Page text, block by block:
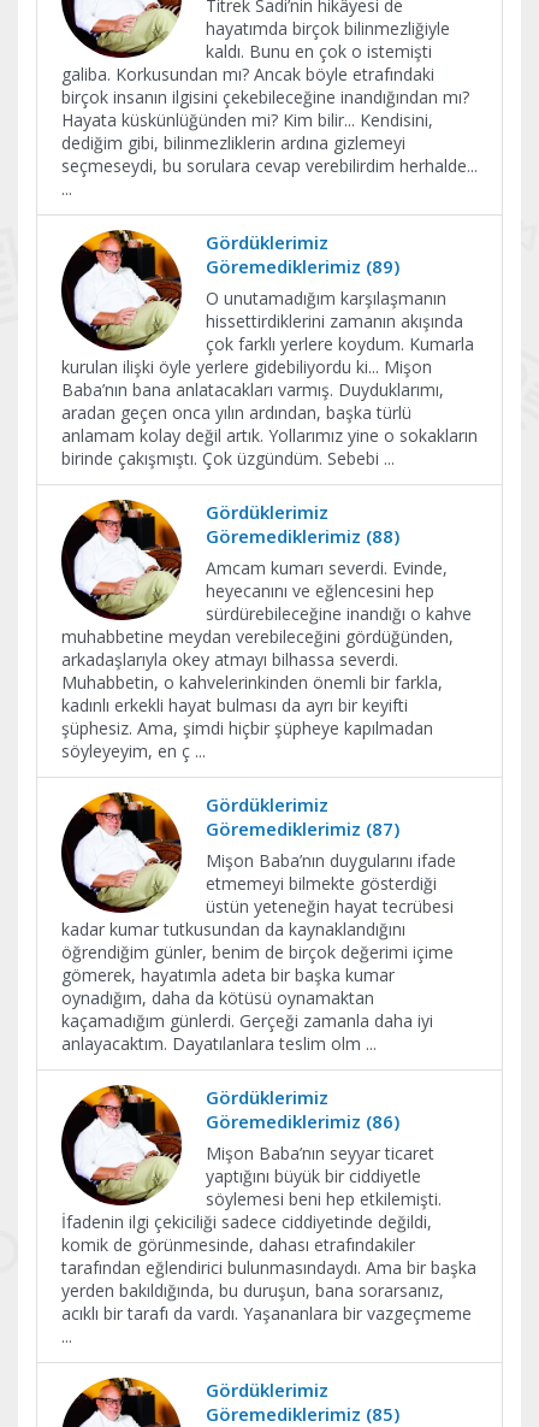
Titrek Sadi’nin hikâyesi de
hayatımda birçok bilinmezliğiyle
kaldı. Bunu en çok o istemişti
galiba. Korkusundan mı? Ancak böyle etrafındaki
birçok insanın ilgisini çekebileceğine inandığından mı?
Hayata küskünlüğünden mi? Kim bilir... Kendisini,
dediğim gibi, bilinmezliklerin ardına gizlemeyi
seçmeseydi, bu sorulara cevap verebilirdim herhalde...
...
Gördüklerimiz
Göremediklerimiz (89)
O unutamadığım karşılaşmanın
hissettirdiklerini zamanın akışında
çok farklı yerlere koydum. Kumarla
kurulan ilişki öyle yerlere gidebiliyordu ki... Mişon
Baba’nın bana anlatacakları varmış. Duyduklarımı,
aradan geçen onca yılın ardından, başka türlü
anlamam kolay değil artık. Yollarımız yine o sokakların
birinde çakışmıştı. Çok üzgündüm. Sebebi ...
Gördüklerimiz
Göremediklerimiz (88)
Amcam kumarı severdi. Evinde,
heyecanını ve eğlencesini hep
sürdürebileceğine inandığı o kahve
muhabbetine meydan verebileceğini gördüğünden,
arkadaşlarıyla okey atmayı bilhassa severdi.
Muhabbetin, o kahvelerinkinden önemli bir farkla,
kadınlı erkekli hayat bulması da ayrı bir keyifti
şüphesiz. Ama, şimdi hiçbir şüpheye kapılmadan
söyleyeyim, en ç ...
Gördüklerimiz
Göremediklerimiz (87)
Mişon Baba’nın duygularını ifade
etmemeyi bilmekte gösterdiği
üstün yeteneğin hayat tecrübesi
kadar kumar tutkusundan da kaynaklandığını
öğrendiğim günler, benim de birçok değerimi içime
gömerek, hayatımla adeta bir başka kumar
oynadığım, daha da kötüsü oynamaktan
kaçamadığım günlerdi. Gerçeği zamanla daha iyi
anlayacaktım. Dayatılanlara teslim olm ...
Gördüklerimiz
Göremediklerimiz (86)
Mişon Baba’nın seyyar ticaret
yaptığını büyük bir ciddiyetle
söylemesi beni hep etkilemişti.
İfadenin ilgi çekiciliği sadece ciddiyetinde değildi,
komik de görünmesinde, dahası etrafındakiler
tarafından eğlendirici bulunmasındaydı. Ama bir başka
yerden bakıldığında, bu duruşun, bana sorarsanız,
acıklı bir tarafı da vardı. Yaşananlara bir vazgeçmeme
...
Gördüklerimiz
Göremediklerimiz (85)